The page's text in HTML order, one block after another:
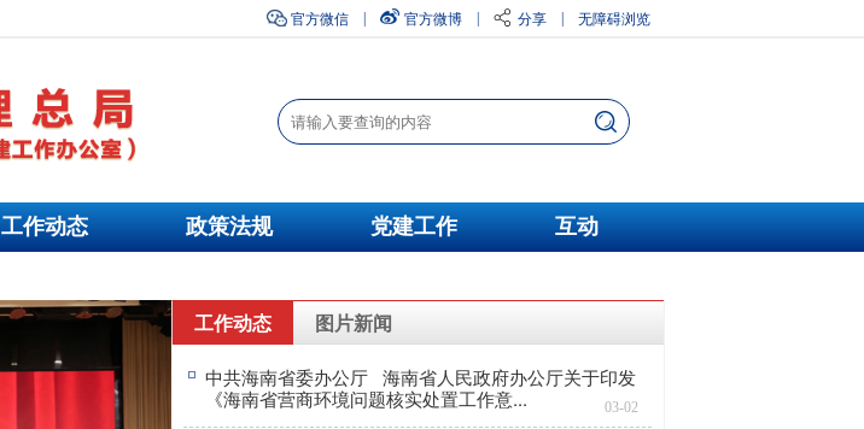
官方微信 官方微博 分享 无障碍浏览
工作动态 政策法规 党建工作 互动
工作动态 图片新闻
中共海南省委办公厅 海南省人民政府办公厅关于印发
《海南省营商环境问题核实处置工作意...
03-02